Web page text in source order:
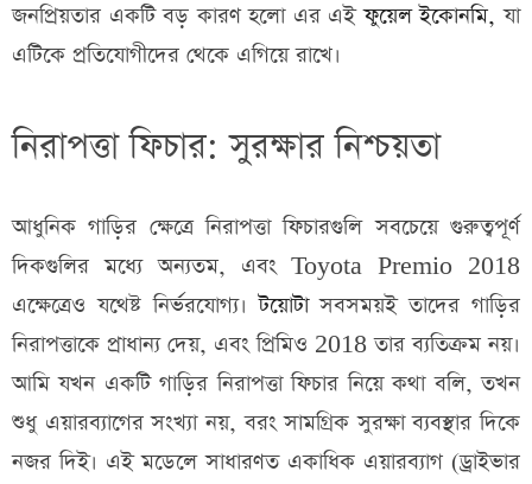
জনপ্রিয়তার একটি বড় কারণ হলো এর এইফুয়েল ইকোনমি, যা
এটিকে প্রতিযোগীদের থেকে এগিয়ে রাখে।
নিরাপত্তা ফিচার: সুরক্ষার নিশ্চয়তা
আধুনিক গাড়ির ক্ষেত্রে নিরাপত্তা ফিচারগুলি সবচেয়ে গুরুত্বপূর্ণ
দিকগুলির মধ্যে অন্যতম, এবং Toyota Premio 2018
এক্ষেত্রেও যথেষ্ট নির্ভরযোগ্য।টয়োটাসবসময়ই তাদের গাড়ির
নিরাপত্তাকে প্রাধান্য দেয়, এবং প্রিমিও 2018 তার ব্যতিক্রম নয়।
আমি যখন একটি গাড়ির নিরাপত্তা ফিচার নিয়ে কথা বলি, তখন
শুধু এয়ারব্যাগের সংখ্যা নয়, বরং সামগ্রিক সুরক্ষা ব্যবস্থার দিকে
নজর দিই। এই মডেলে সাধারণত একাধিক এয়ারব্যাগ (ড্রাইভার